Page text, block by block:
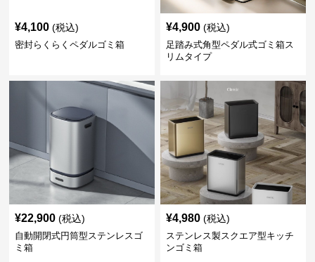
¥4,100 (税込)
密封らくらくペダルゴミ箱
¥4,900 (税込)
足踏み式角型ペダル式ゴミ箱ス
リムタイプ
¥22,900 (税込)
自動開閉式円筒型ステンレスゴ
ミ箱
¥4,980 (税込)
ステンレス製スクエア型キッチ
ンゴミ箱